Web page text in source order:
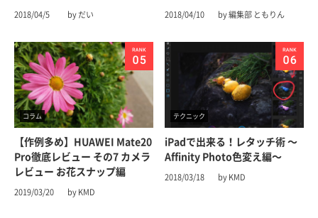
2018/04/5 by だい 2018/04/10 by 編集部 ともりん
コラム
【作例多め】HUAWEI Mate20
Pro徹底レビュー その7 カメラ
レビュー お花スナップ編
2019/03/20 by KMD
テクニック
iPadで出来る！レタッチ術 〜
Affinity Photo色変え編〜
2018/03/18 by KMD